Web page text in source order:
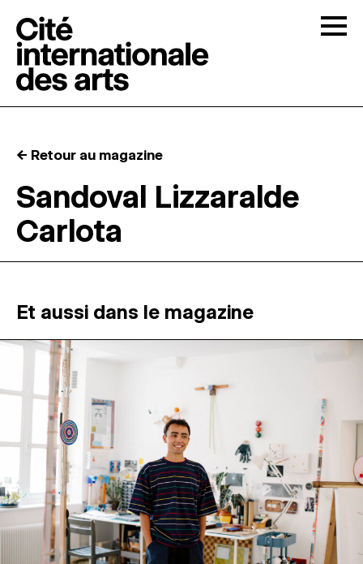
RÉSIDENCES ↓
MAGAZINE
ESPACES DE PRATIQUE ARTISTIQUE
Recherche
Connexion
↓
← Retour au magazine
Sandoval Lizzaralde
Carlota
Et aussi dans le magazine